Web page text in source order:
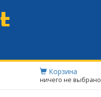
Корзина
ничего не выбрано